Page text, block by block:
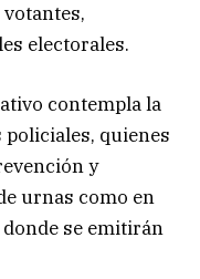
electorales.
contempla la
quienes
y
urnas como en
se emitirán